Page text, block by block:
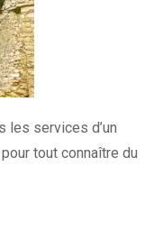
les services d’un
tout connaître du